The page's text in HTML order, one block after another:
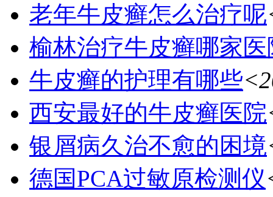
老年牛皮癣怎么治疗呢
榆林治疗牛皮癣哪家医
牛皮癣的护理有哪些
西安最好的牛皮癣医院
银屑病久治不愈的困境
德国PCA过敏原检测仪